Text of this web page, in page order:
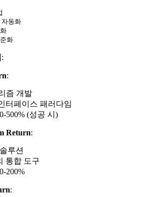
동화
:
:
즘 개발
터페이스 패러다임
500% (성공 시)
Return:
루션
통합 도구
200%
: